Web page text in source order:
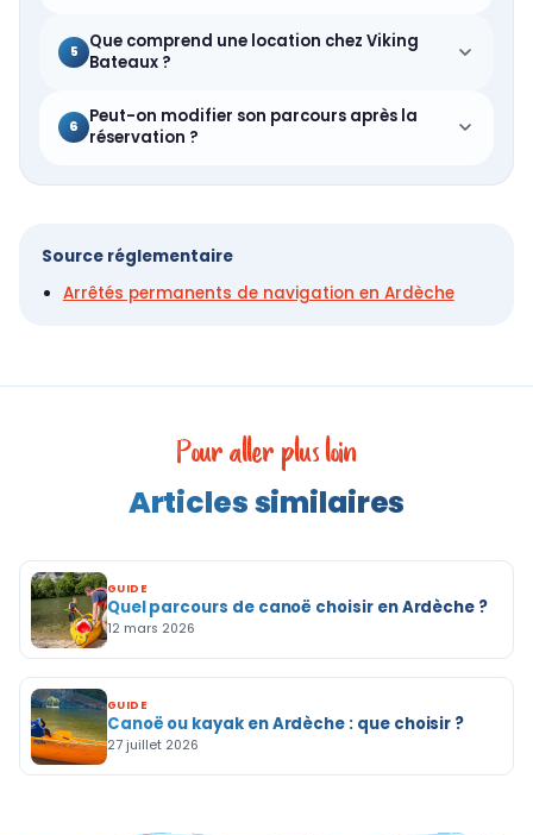
5
Que comprend une location chez Viking
Bateaux ?
6
Peut-on modifier son parcours après la
réservation ?
Source réglementaire
Arrêtés permanents de navigation en Ardèche
Pour aller plus loin
Articles similaires
GUIDE
Quel parcours de canoë choisir en Ardèche ?
12 mars 2026
GUIDE
Canoë ou kayak en Ardèche : que choisir ?
27 juillet 2026